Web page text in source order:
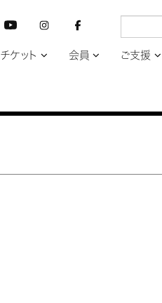
チケット 会員 ご支援